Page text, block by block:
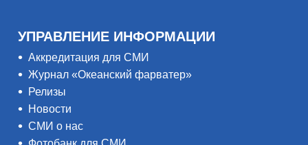
УПРАВЛЕНИЕ ИНФОРМАЦИИ
Аккредитация для СМИ
Журнал «Океанский фарватер»
Релизы
Новости
СМИ о нас